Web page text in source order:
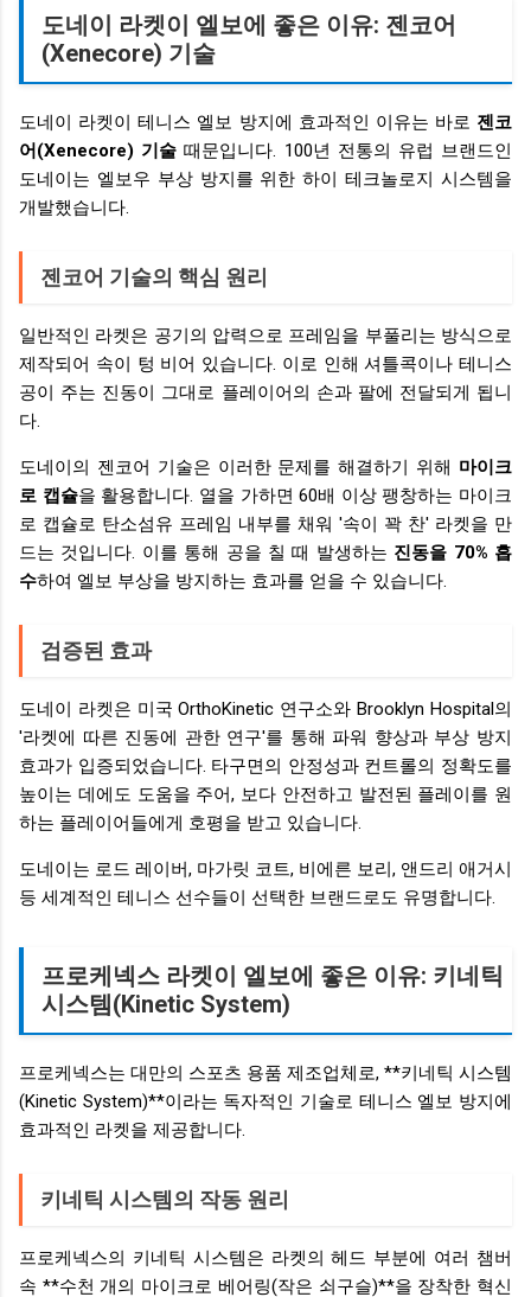
도네이 라켓이 엘보에 좋은 이유: 젠코어
(Xenecore) 기술
도네이 라켓이 테니스 엘보 방지에 효과적인 이유는 바로 젠코
어(Xenecore) 기술 때문입니다. 100년 전통의 유럽 브랜드인
도네이는 엘보우 부상 방지를 위한 하이 테크놀로지 시스템을
개발했습니다.
젠코어 기술의 핵심 원리
일반적인 라켓은 공기의 압력으로 프레임을 부풀리는 방식으로
제작되어 속이 텅 비어 있습니다. 이로 인해 셔틀콕이나 테니스
공이 주는 진동이 그대로 플레이어의 손과 팔에 전달되게 됩니
다.
도네이의 젠코어 기술은 이러한 문제를 해결하기 위해 마이크
로 캡슐을 활용합니다. 열을 가하면 60배 이상 팽창하는 마이크
로 캡슐로 탄소섬유 프레임 내부를 채워 '속이 꽉 찬' 라켓을 만
드는 것입니다. 이를 통해 공을 칠 때 발생하는 진동을 70% 흡
수하여 엘보 부상을 방지하는 효과를 얻을 수 있습니다.
검증된 효과
도네이 라켓은 미국 OrthoKinetic 연구소와 Brooklyn Hospital의
'라켓에 따른 진동에 관한 연구'를 통해 파워 향상과 부상 방지
효과가 입증되었습니다. 타구면의 안정성과 컨트롤의 정확도를
높이는 데에도 도움을 주어, 보다 안전하고 발전된 플레이를 원
하는 플레이어들에게 호평을 받고 있습니다.
도네이는 로드 레이버, 마가릿 코트, 비에른 보리, 앤드리 애거시
등 세계적인 테니스 선수들이 선택한 브랜드로도 유명합니다.
프로케넥스 라켓이 엘보에 좋은 이유: 키네틱
시스템(Kinetic System)
프로케넥스는 대만의 스포츠 용품 제조업체로, **키네틱 시스템
(Kinetic System)**이라는 독자적인 기술로 테니스 엘보 방지에
효과적인 라켓을 제공합니다.
키네틱 시스템의 작동 원리
프로케넥스의 키네틱 시스템은 라켓의 헤드 부분에 여러 챔버
속 **수천 개의 마이크로 베어링(작은 쇠구슬)**을 장착한 혁신